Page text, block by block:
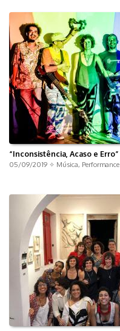
“Inconsistência, Acaso e Erro”
05/09/2019 ✧ Música, Performance